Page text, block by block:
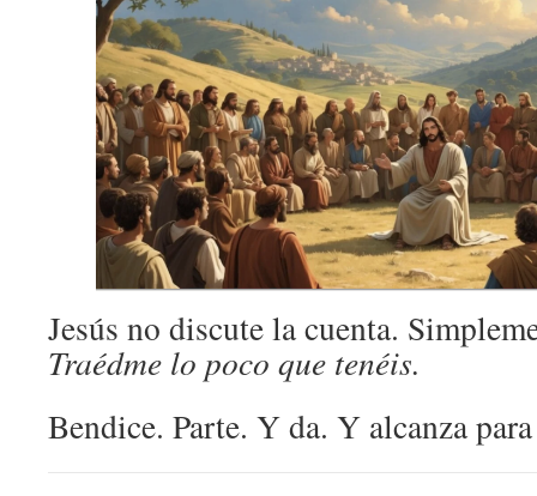
Jesús no discute la cuenta.
Traédme lo poco que tenéis.
Bendice. Parte. Y da. Y alcanza